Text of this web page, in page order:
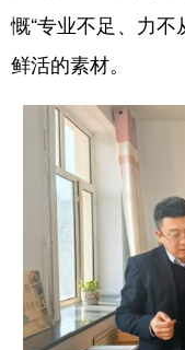
慨“专业不足、力
鲜活的素材。